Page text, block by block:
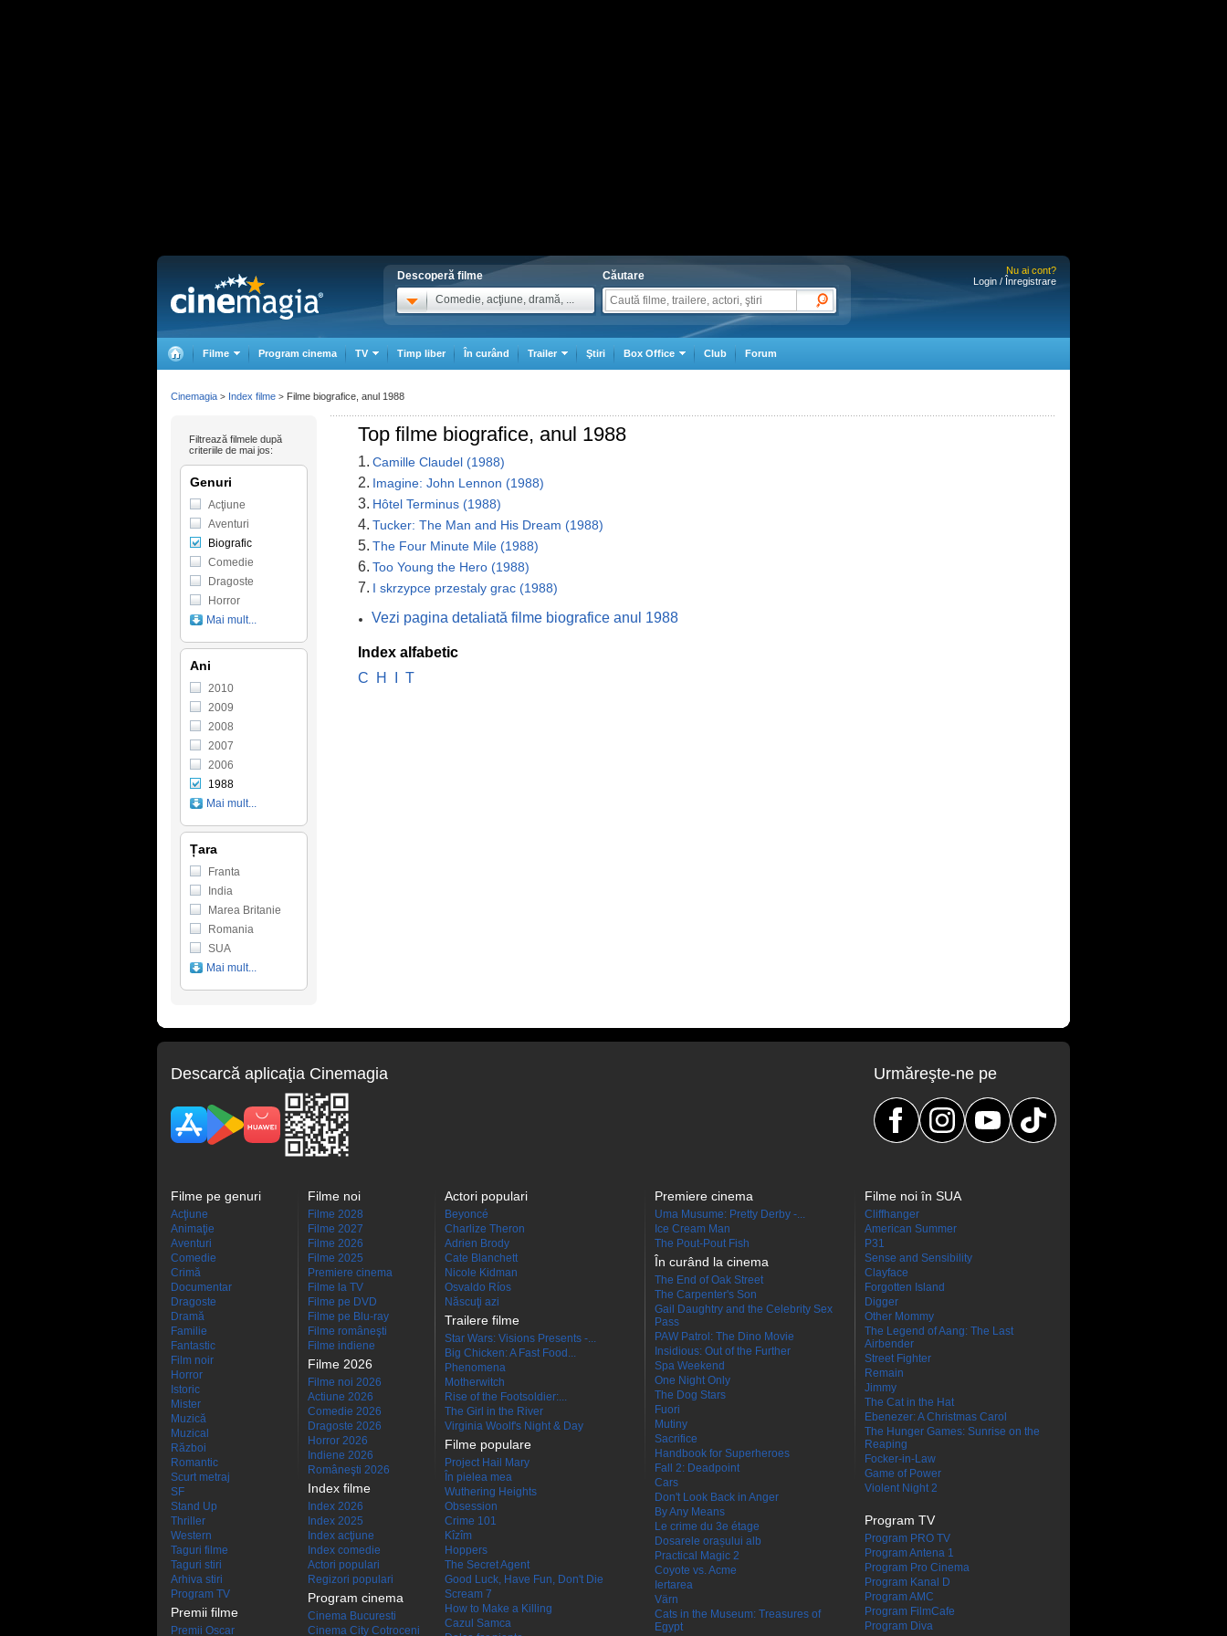
Descoperă filme
Comedie, acţiune, dramă, ...
Căutare
Nu ai cont?
Login / Înregistrare
Filme Program cinema TV Timp liber În curând Trailer Ştiri Box Office Club Forum
Top filme biografice, anul 1988
1. Camille Claudel (1988)
2. Imagine: John Lennon (1988)
3. Hôtel Terminus (1988)
4. Tucker: The Man and His Dream (1988)
5. The Four Minute Mile (1988)
6. Too Young the Hero (1988)
7. I skrzypce przestaly grac (1988)
Vezi pagina detaliată filme biografice anul 1988
Index alfabetic
C
H T
Filtrează filmele după
criteriile de mai jos:
Genuri
Acţiune
Aventuri
Biografic
Comedie
Dragoste
Horror
Mai mult...
Ani
2010
2009
2008
2007
2006
1988
Mai mult...
Țara
Franta
India
Marea Britanie
Romania
SUA
Mai mult...
Cinemagia > Index filme > Filme biografice, anul 1988
Descarcă aplicaţia Cinemagia Urmăreşte-ne pe
Filme pe genuri
Acţiune
Animaţie
Aventuri
Comedie
Crimă
Documentar
Dragoste
Dramă
Familie
Fantastic
Film noir
Horror
Istoric
Mister
Muzică
Muzical
Război
Romantic
Scurt metraj
SF
Stand Up
Thriller
Western
Taguri filme
Taguri stiri
Arhiva stiri
Program TV
Premii filme
Premii Oscar
Filme noi
Filme 2028
Filme 2027
Filme 2026
Filme 2025
Premiere cinema
Filme la TV
Filme pe DVD
Filme pe Blu-ray
Filme româneşti
Filme indiene
Filme 2026
Filme noi 2026
Actiune 2026
Comedie 2026
Dragoste 2026
Horror 2026
Indiene 2026
Româneşti 2026
Index filme
Index 2026
Index 2025
Index acţiune
Index comedie
Actori populari
Regizori populari
Program cinema
Cinema Bucuresti
Cinema City Cotroceni
Actori populari
Beyoncé
Charlize Theron
Adrien Brody
Cate Blanchett
Nicole Kidman
Osvaldo Ríos
Născuţi azi
Trailere filme
Star Wars: Visions Presents -...
Big Chicken: A Fast Food...
Phenomena
Motherwitch
Rise of the Footsoldier:...
The Girl in the River
Virginia Woolf's Night & Day
Filme populare
Project Hail Mary
În pielea mea
Wuthering Heights
Obsession
Crime 101
Kîzîm
Hoppers
The Secret Agent
Good Luck, Have Fun, Don't Die
Scream 7
How to Make a Killing
Cazul Samca
Premiere cinema
Uma Musume: Pretty Derby -...
Ice Cream Man
The Pout-Pout Fish
În curând la cinema
The End of Oak Street
The Carpenter's Son
Gail Daughtry and the Celebrity Sex
Pass
PAW Patrol: The Dino Movie
Insidious: Out of the Further
Spa Weekend
One Night Only
The Dog Stars
Fuori
Mutiny
Sacrifice
Handbook for Superheroes
Fall 2: Deadpoint
Cars
Don't Look Back in Anger
By Any Means
Le crime du 3e étage
Dosarele orașului alb
Practical Magic 2
Coyote vs. Acme
Iertarea
Värn
Cats in the Museum: Treasures of
Egypt
Filme noi în SUA
Cliffhanger
American Summer
P31
Sense and Sensibility
Clayface
Forgotten Island
Digger
Other Mommy
The Legend of Aang: The Last
Airbender
Street Fighter
Remain
Jimmy
The Cat in the Hat
Ebenezer: A Christmas Carol
The Hunger Games: Sunrise on the
Reaping
Focker-in-Law
Game of Power
Violent Night 2
Program TV
Program PRO TV
Program Antena 1
Program Pro Cinema
Program Kanal D
Program AMC
Program FilmCafe
Program Diva